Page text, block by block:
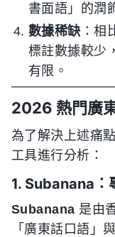
書面語」的潤
數據稀缺 ：相
標註數據較少
有限。
2026 熱門廣
為了解決上述痛
工具進行分析：
1. Subanana：
Subanana 是由
「廣東話口語」